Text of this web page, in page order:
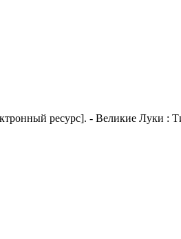
ресурс]. - Великие Луки :